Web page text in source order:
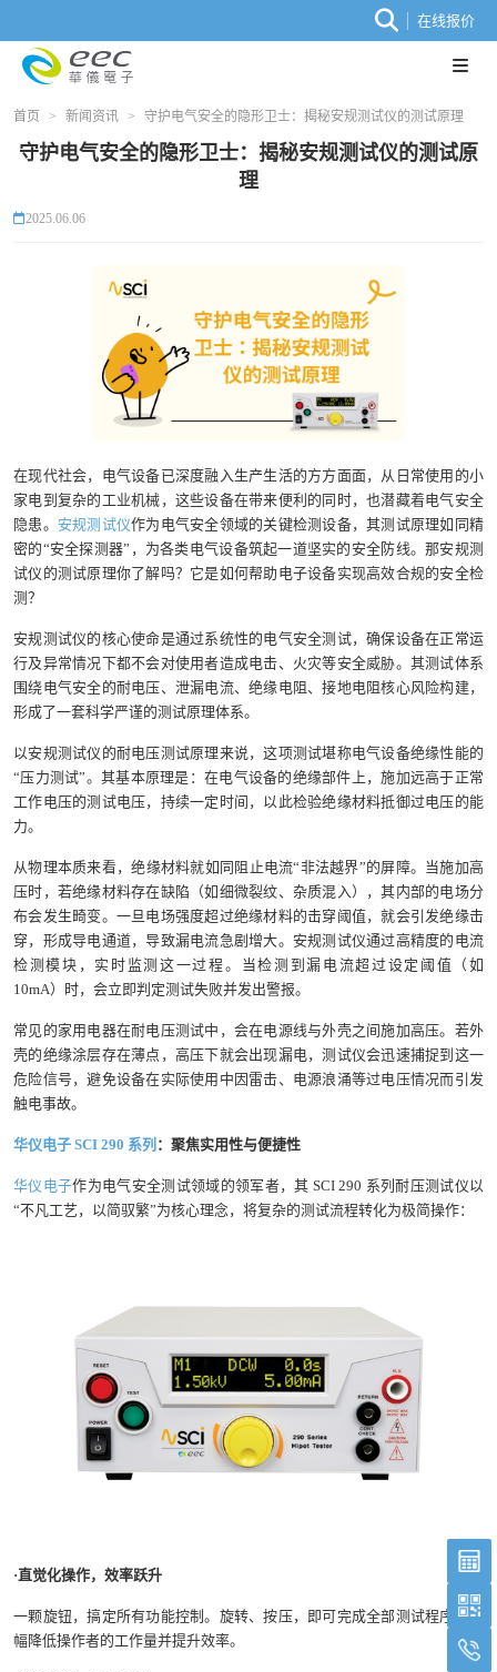
在线报价
首页 > 新闻资讯 > 守护电气安全的隐形卫士：揭秘安规测试仪的测试原理
守护电气安全的隐形卫士：揭秘安规测试仪的测试原
理
2025.06.06
在现代社会，电气设备已深度融入生产生活的方方面面，从日常使用的小
家电到复杂的工业机械，这些设备在带来便利的同时，也潜藏着电气安全
隐患。 安规测试仪作为电气安全领域的关键检测设备，其测试原理如同精
密的“安全探测器”，为各类电气设备筑起一道坚实的安全防线。那安规测
试仪的测试原理你了解吗？它是如何帮助电子设备实现高效合规的安全检
测？
安规测试仪的核心使命是通过系统性的电气安全测试，确保设备在正常运
行及异常情况下都不会对使用者造成电击、火灾等安全威胁。其测试体系
围绕电气安全的耐电压、泄漏电流、绝缘电阻、接地电阻核心风险构建，
形成了一套科学严谨的测试原理体系。
以安规测试仪的耐电压测试原理来说，这项测试堪称电气设备绝缘性能的
“压力测试”。其基本原理是：在电气设备的绝缘部件上，施加远高于正常
工作电压的测试电压，持续一定时间，以此检验绝缘材料抵御过电压的能
力。​
从物理本质来看，绝缘材料就如同阻止电流“非法越界”的屏障。当施加高
压时，若绝缘材料存在缺陷（如细微裂纹、杂质混入），其内部的电场分
布会发生畸变。一旦电场强度超过绝缘材料的击穿阈值，就会引发绝缘击
穿，形成导电通道，导致漏电流急剧增大。安规测试仪通过高精度的电流
检测模块，实时监测这一过程。当检测到漏电流超过设定阈值（如
10mA）时，会立即判定测试失败并发出警报。​
常见的家用电器在耐电压测试中，会在电源线与外壳之间施加高压。若外
壳的绝缘涂层存在薄点，高压下就会出现漏电，测试仪会迅速捕捉到这一
危险信号，避免设备在实际使用中因雷击、电源浪涌等过电压情况而引发
触电事故。
华仪电子 SCI 290 系列 ：聚焦实用性与便捷性
华仪电子作为电气安全测试领域的领军者，其 SCI 290 系列耐压测试仪以
“不凡工艺，以简驭繁”为核心理念，将复杂的测试流程转化为极简操作：
·直觉化操作，效率跃升
一颗旋钮，搞定所有功能控制。旋转、按压，即可完成全部测试程序，大
幅降低操作者的工作量并提升效率。